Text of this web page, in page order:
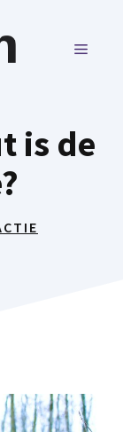
MENU
is de